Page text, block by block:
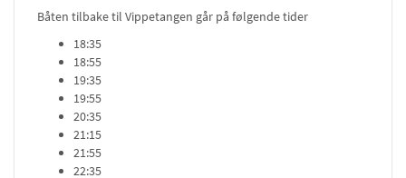
Båten tilbake til Vippetangen går på følgende tider
18:35
18:55
19:35
19:55
20:35
21:15
21:55
22:35